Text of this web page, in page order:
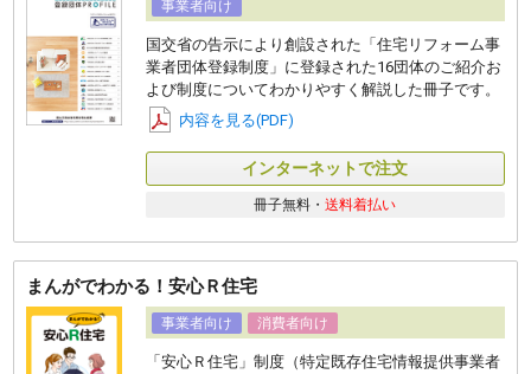
事業者向け
国交省の告⽰により創設された「住宅リフォーム事
業者団体登録制度」に登録された16団体のご紹介お
よび制度についてわかりやすく解説した冊⼦です。
内容を見る(PDF)
インターネットで注文
冊子無料・送料着払い
まんがでわかる！安心Ｒ住宅
事業者向け 消費者向け
「安心Ｒ住宅」制度（特定既存住宅情報提供事業者